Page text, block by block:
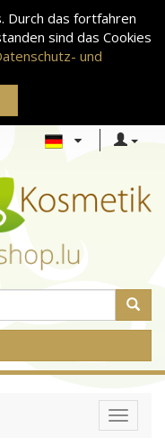
Durch das fortfahren
sind das Cookies
und
Toggle